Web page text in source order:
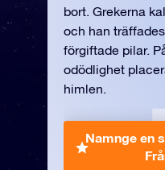
bort. Grekerna
och han
förgiftade pilar.
odödlighet
himlen.
Namnge en